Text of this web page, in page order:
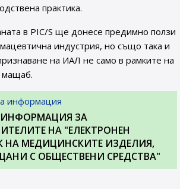
практика.
в PIC/S ще донесе предимно ползи
индустрия, но също така и
на ИАЛ не само в рамките на
мащаб.
информация
ЗА
НА "ЕЛЕКТРОНЕН
НА МЕДИЦИНСКИТЕ ИЗДЕЛИЯ,
С ОБЩЕСТВЕНИ СРЕДСТВА"